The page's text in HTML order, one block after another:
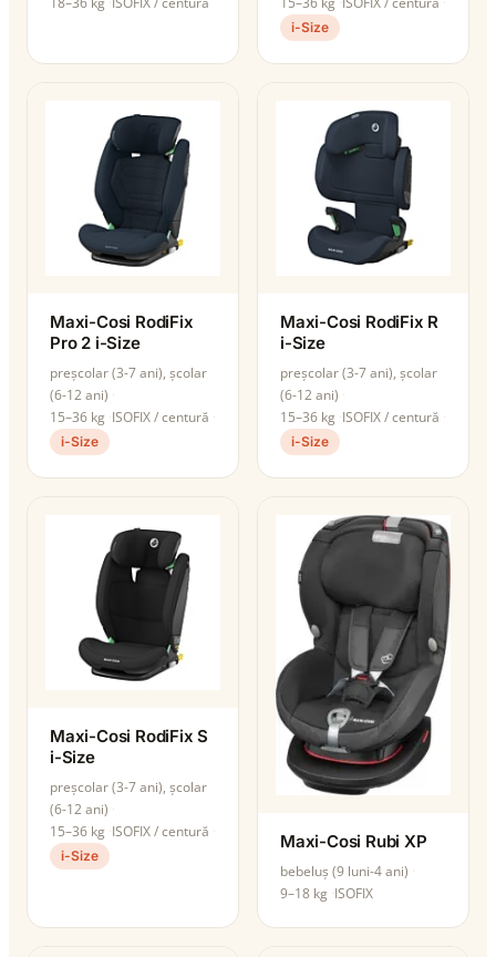
i-Size
Maxi-Cosi RodiFix
Pro 2 i-Size
preșcolar (3-7 ani), școlar
(6-12 ani)
15–36 kg ISOFIX / centură
i-Size
Maxi-Cosi RodiFix R
i-Size
preșcolar (3-7 ani), școlar
(6-12 ani)
15–36 kg ISOFIX / centură
i-Size
Maxi-Cosi RodiFix S
i-Size
preșcolar (3-7 ani), școlar
(6-12 ani)
15–36 kg ISOFIX / centură
i-Size
Maxi-Cosi Rubi XP
bebeluș (9 luni-4 ani)
9–18 kg ISOFIX